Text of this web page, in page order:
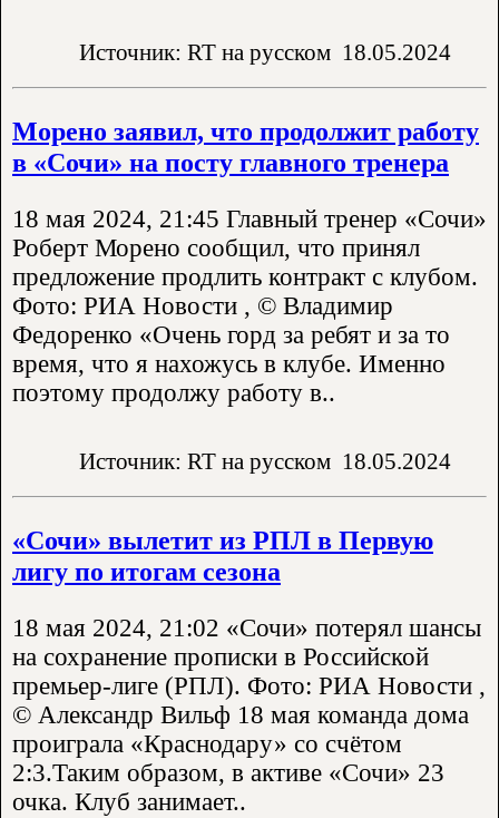
Источник: RT на русском 18.05.2024
Морено заявил, что продолжит работу
в «Сочи» на посту главного тренера
18 мая 2024, 21:45 Главный тренер «Сочи»
Роберт Морено сообщил, что принял
предложение продлить контракт с клубом.
Фото: РИА Новости , © Владимир
Федоренко «Очень горд за ребят и за то
время, что я нахожусь в клубе. Именно
поэтому продолжу работу в..
Источник: RT на русском 18.05.2024
«Сочи» вылетит из РПЛ в Первую
лигу по итогам сезона
18 мая 2024, 21:02 «Сочи» потерял шансы
на сохранение прописки в Российской
премьер-лиге (РПЛ). Фото: РИА Новости ,
© Александр Вильф 18 мая команда дома
проиграла «Краснодару» со счётом
2:3.Таким образом, в активе «Сочи» 23
очка. Клуб занимает..